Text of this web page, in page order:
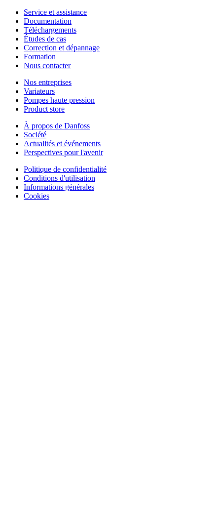
Service et assistance
Documentation
Téléchargements
Études de cas
Correction et dépannage
Formation
Nous contacter
Nos entreprises
Variateurs
Pompes haute pression
Product store
À propos de Danfoss
Société
Actualités et événements
Perspectives pour l'avenir
Politique de confidentialité
Conditions d'utilisation
Informations générales
Cookies